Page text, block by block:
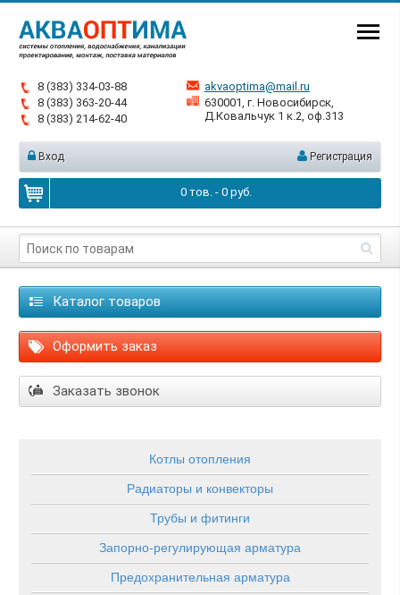
8 (383) 334-03-88
8 (383) 363-20-44
8 (383) 214-62-40
akvaoptima@mail.ru
630001, г. Новосибирск,
Д.Ковальчук 1 к.2, оф.313
Вход Регистрация
0тов. - 0руб.
Каталог товаров
Оформить заказ
Заказать звонок
Котлы отопления
Радиаторы и конвекторы
Трубы и фитинги
Запорно-регулирующая арматура
Предохранительная арматура